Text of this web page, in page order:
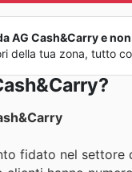
AG Cash&Carry e
della tua zona, tutto
fidato nel